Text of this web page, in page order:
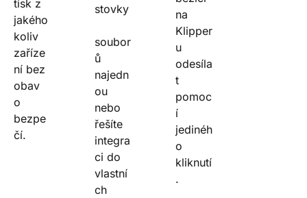
tisk z
jakého
koliv
zaříze
ní bez
obav
o
bezpe
čí.
stovky
soubor
ů
najedn
ou
nebo
řešíte
integra
ci do
vlastní
ch
na
Klipper
u
odesíla
t
pomoc
í
jedinéh
o
kliknutí
.